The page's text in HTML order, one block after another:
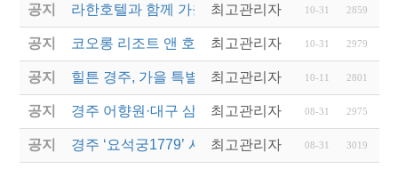
공지 라한호텔과 함께 가을정취 물씬나는 '추캉스' 떠나자
최고관리자 10-31 2859
공지 코오롱 리조트 앤 호텔, '컬처 위드 코오롱' 패키지
최고관리자 10-31 2979
공지 힐튼 경주, 가을 특별 기획 'IT'S AUTUMN' 프로…
최고관리자 10-11 2801
공지 경주 어향원·대구 삼송빵집... 백년가게·백년소공인
최고관리자 08-31 2975
공지 경주 ‘요석궁1779’ 시절식 반상...2023 우수문화상
최고관리자 08-31 3019